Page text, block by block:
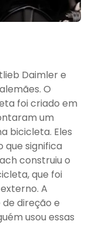
Daimler e
O
foi criado em
um
bicicleta. Eles
que significa
construiu o
que foi
A
direção e
usou essas